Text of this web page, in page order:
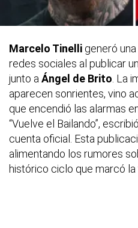
Marcelo Tinelli generó
redes sociales al publicar
junto a Ángel de Brito . La
aparecen sonrientes, vino
que encendió las alarmas
“Vuelve el Bailando”,
cuenta oficial. Esta
alimentando los rumores
histórico ciclo que marcó la